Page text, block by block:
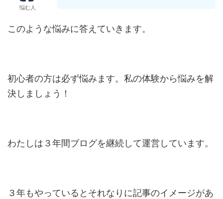
悩む人
このような悩みに答えていきます。
初心者の方は必ず悩みます。私の体験から悩みを解
決しましょう！
わたしは３年間ブログを継続して運営しています。
３年もやっているとそれなりに記事のイメージがあ